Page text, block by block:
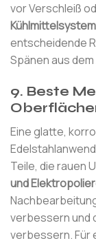
vor Verschleiß
entscheidende
Spänen aus
9. Beste
Eine glatte,
Teile, die rauen
und
verbessern und
verbessern. Für